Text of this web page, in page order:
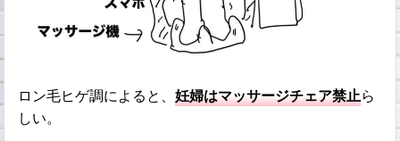
ロン毛ヒゲ調によると、妊婦はマッサージチェア禁止ら
しい。